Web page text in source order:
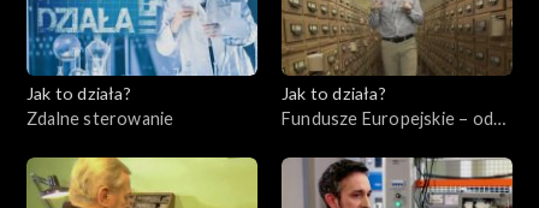
Jak to działa?
Zdalne sterowanie
Jak to działa?
Fundusze Europejskie – odc.